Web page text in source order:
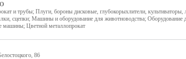
и трубы; Плуги, бороны дисковые, глубокорыхлители,
сцепки; Машины и оборудование для животноводства; Оборудование
машины; Цветной металлопрокат
86